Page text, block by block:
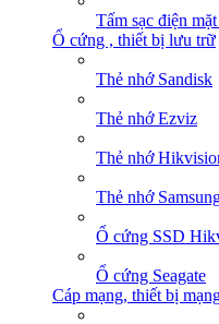
Tấm sạc điện
Ổ cứng , thiết bị lưu trữ
Thẻ nhớ Sandisk
Thẻ nhớ Ezviz
Thẻ nhớ
Thẻ nhớ
Ổ cứng SSD
Ổ cứng Seagate
Cáp mạng, thiết bị